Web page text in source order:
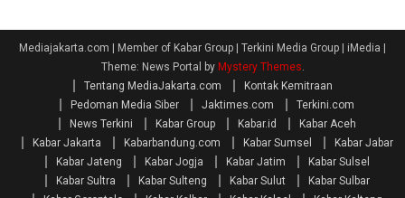
Mediajakarta.com | Member of Kabar Group | Terkini Media Group | iMedia
Theme: News Portal by Mystery Themes.
Tentang MediaJakarta.com
Kontak Kemitraan
Pedoman Media Siber
Jaktimes.com
Terkini.com
News Terkini
Kabar Group Kabar.id
Kabar Aceh
Kabar Jakarta
Kabarbandung.com Kabar Sumsel
Kabar Jabar
Kabar Jateng
Kabar Jogja Kabar Jatim
Kabar Sulsel
Kabar Sultra
Kabar Sulteng Kabar Sulut
Kabar Sulbar